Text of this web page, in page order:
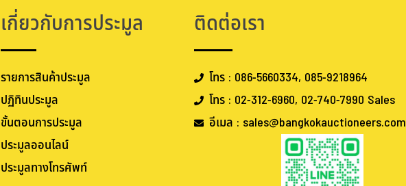
เกี่ยวกับการประมูล
รายการสินค้าประมูล
ปฏิทินประมูล
ขั้นตอนการประมูล
ประมูลออนไลน์
ประมูลทางโทรศัพท์
ติดต่อเรา
โทร : 086-5660334, 085-9218964
โทร : 02-312-6960, 02-740-7990 Sales
อีเมล : sales@bangkokauctioneers.com